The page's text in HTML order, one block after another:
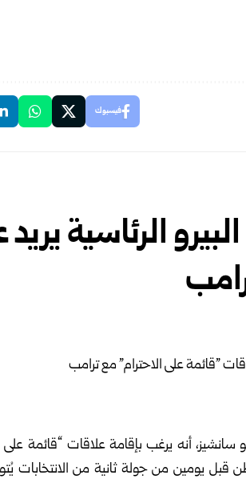
فيسبوك
الرئاسية
سانشيز، أنه يرغب بإقامة علاقات “قائمة على
قبل يومين من جولة ثانية من الانتخابات